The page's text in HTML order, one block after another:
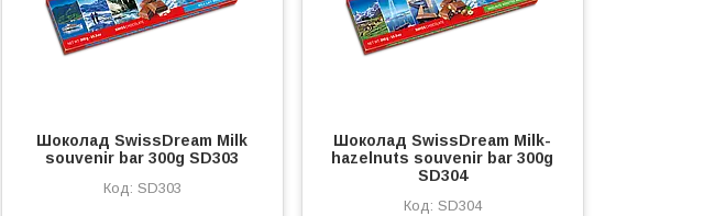
Шоколад SwissDream Milk
souvenir bar 300g SD303
SD303
Шоколад SwissDream Milk-
hazelnuts souvenir bar 300g
SD304
SD304